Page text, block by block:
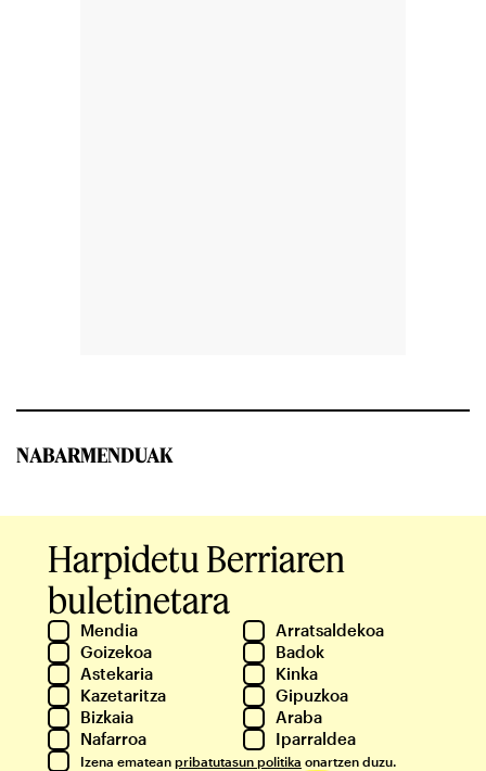
NABARMENDUAK
Harpidetu Berriaren
buletinetara
Mendia
Arratsaldekoa
Goizekoa
Badok
Astekaria
Kinka
Kazetaritza
Gipuzkoa
Bizkaia
Araba
Nafarroa
Iparraldea
Izena ematean pribatutasun politika onartzen duzu.